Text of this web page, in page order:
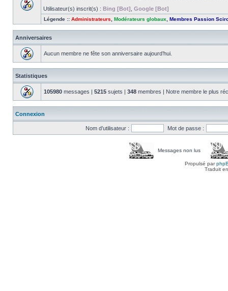
Utilisateur(s) inscrit(s) : Bing [Bot] Google [Bot]
Légende :: Administrateurs Modérateurs globaux Membres Passion
Anniversaires
Aucun membre ne fête son anniversaire aujourd’hui.
Statistiques
105980 messages | 5215 sujets | 348 membres | Notre membre le plus
Connexion
Nom d’utilisateur : Mot de passe :
Messages non lus
Propulsé par
Traduit